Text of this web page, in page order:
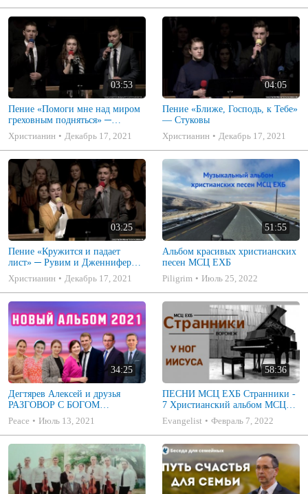
03:53
Пение «Помоги мне над миром
греховным подняться» ─
Стуковы
Христианин Декабрь 17, 2021
04:05
Пение «Ближе, Господь, к Тебе»
— Стуковы
Христианин
Декабрь 17, 2021
03:25
Пение «Кружится и падает
лист» ─ Рувим и Дженнифер
Стуковы
Христианин Декабрь 17, 2021
51:55
Альбом красивых христианских
песен МСЦ ЕХБ
Piligrim
Июль 25, 2022
34:25
Дегтярев Алексей и друзья
РАЗГОВОР С БОГОМ
Христианские песни МСЦ ЕХБ
2021 (7я)
Peace Июль 13, 2021
58:36
ПЕСНИ МСЦ ЕХБ Странники -
7 Христианский альбом МСЦ
ЕХБ
Evangelist Февраль 7, 2022